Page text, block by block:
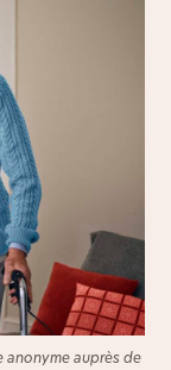
anonyme auprès de